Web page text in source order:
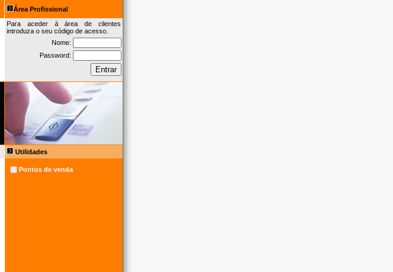
Área Profissional
Para aceder à área de clientes
introduza o seu código de acesso.
Nome:
Password:
Utilidades
Pontos de venda